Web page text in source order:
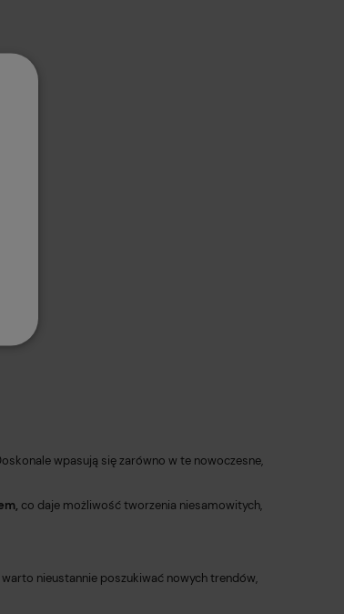
wpasują się zarówno w te nowoczesne,
co daje możliwość tworzenia niesamowitych,
nieustannie poszukiwać nowych trendów,